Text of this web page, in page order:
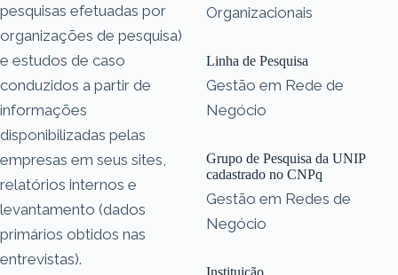
pesquisas efetuadas por
organizações de pesquisa)
e estudos de caso
conduzidos a partir de
informações
disponibilizadas pelas
empresas em seus sites,
relatórios internos e
levantamento (dados
primários obtidos nas
entrevistas).
Organizacionais
Linha de Pesquisa
Gestão em Rede de
Negócio
Grupo de Pesquisa da UNIP
cadastrado no CNPq
Gestão em Redes de
Negócio
Instituição